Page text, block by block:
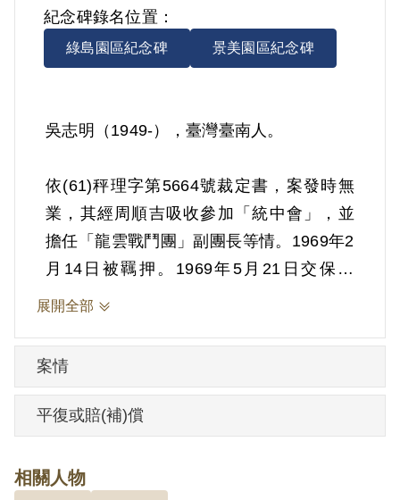
紀念碑錄名位置：
綠島園區紀念碑 景美園區紀念碑
吳志明（1949-），臺灣臺南人。
依(61)秤理字第5664號裁定書，案發時無
業，其經周順吉吸收參加「統中會」，並
擔任「龍雲戰鬥團」副團長等情。1969年2
月14日被羈押。1969年5月21日交保候
案。1972年經臺灣警備總司令部以《戡亂
以保護管束代之。
其於2000年8月向補償基金會提出申請，
通過予以補償。補償理由為原判決認定其
展開全部
案情
平復或賠(補)償
相關人物